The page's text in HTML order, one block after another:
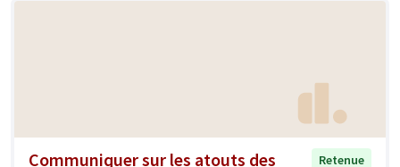
Communiquer sur les atouts des
Retenue